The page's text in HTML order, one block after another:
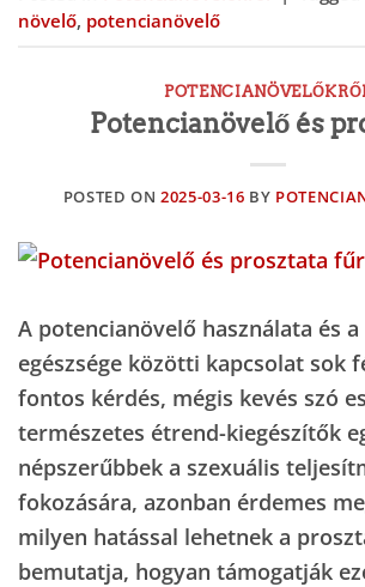
növelő, potencianövelő
Potencianövelő és
POSTED ON2025-03-16 BY
A potencianövelő használata és
egészsége közötti kapcsolat sok
fontos kérdés, mégis kevés szó
természetes étrend-kiegészítők
népszerűbbek a szexuális
fokozására, azonban érdemes
milyen hatással lehetnek a
bemutatja, hogyan támogatják